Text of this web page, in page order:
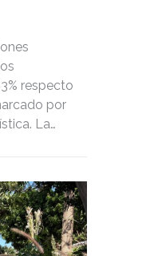
respecto
por
La
la
que